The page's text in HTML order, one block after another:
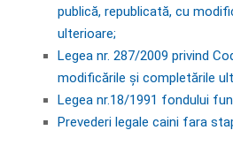
publică, republicată, cu
ulterioare;
Legea nr. 287/2009 privind
modificările și completările
Legea nr.18/1991 fondului
Prevederi legale caini fara